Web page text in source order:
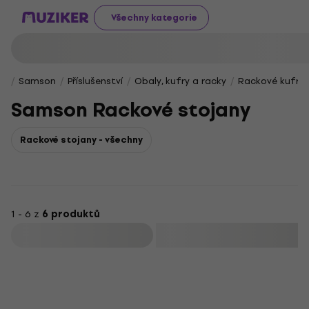
Všechny kategorie
Samson Příslušenství Obaly, kufry a racky Rackové kufry
Samson Rackové stojany
Rackové stojany - všechny
1 - 6 z 6 produktů